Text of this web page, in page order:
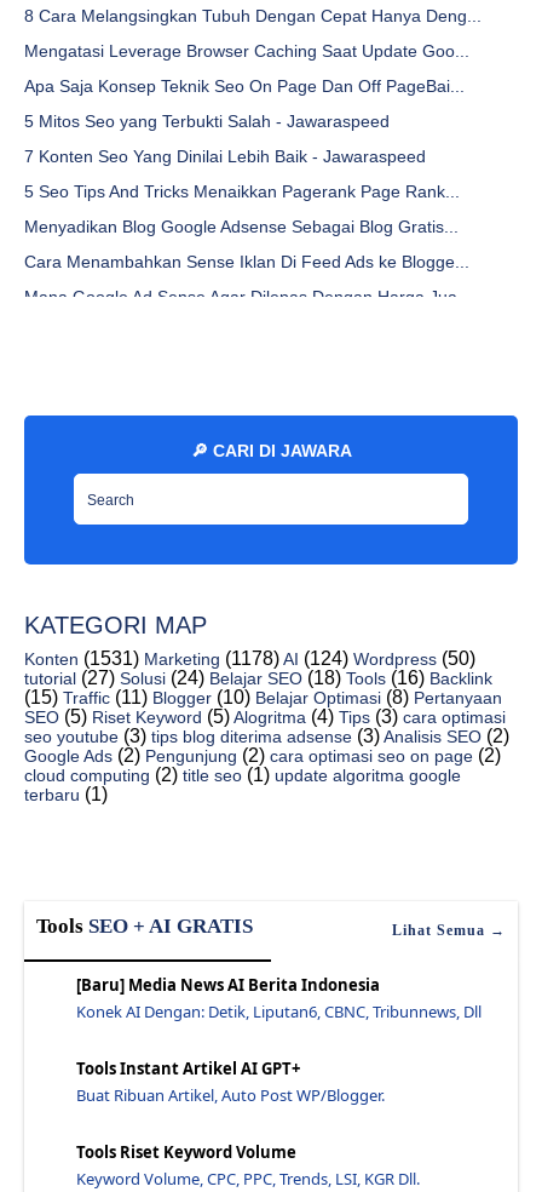
8 Cara Melangsingkan Tubuh Dengan Cepat Hanya Deng...
Mengatasi Leverage Browser Caching Saat Update Goo...
Apa Saja Konsep Teknik Seo On Page Dan Off PageBai...
5 Mitos Seo yang Terbukti Salah - Jawaraspeed
7 Konten Seo Yang Dinilai Lebih Baik - Jawaraspeed
5 Seo Tips And Tricks Menaikkan Pagerank Page Rank...
Menyadikan Blog Google Adsense Sebagai Blog Gratis...
Cara Menambahkan Sense Iklan Di Feed Ads ke Blogge...
Mana Google Ad Sense Agar Dilepas Dengan Harga Jua...
Kumpulan 10 Tag Kondisional Blogger Terbaru - Jaw...
4 Manfaatkan Image Gallery Bootstrap (Bootstrap Im...
Transisi Bentuk Svg Melalui Animasi Css3 - Jawaras...
Blogspot Cara Menampilkan Plugin Webtex Di Blogger...
12 Code Lain Untuk Membuat Lazy Loading Iklan Pada...
Blogger Membuat Fans Page Dengan Widget Blogger - ...
Cara Membuat Daftar Isi Tertulis Dengan Daftar Lab...
Cara Membuat Slider di Blogger Olivia Disney - Jaw...
Berbagi Tips Yang Mengatasi Heading Tag Di H1 H2 H...
Internal Link Seo: Tips, Manfaat - Jawaraspeed
Cara Sederhana Dan Cepat Mempercepat Loading Blog ...
Optimasi Umum Blog Ada Yang Tertuliskan Ubahkan Se...
Top 10 Tips Untuk Blog yang Lebih Baik Berikut ada...
Dalam Google, Artikel Terbaru Memiliki Kekuatan Ya...
Contoh Rencana Blog Menggunakan Tag Header - Jawar...
🔎 CARI DI JAWARA
KATEGORI MAP
Konten (1531) Marketing (1178)AI (124) Wordpress (50)
tutorial (27) Solusi (24) Belajar SEO (18) Tools (16) Backlink
(15) Traffic (11) Blogger (10) Belajar Optimasi (8) Pertanyaan
SEO (5) Riset Keyword (5)Alogritma (4) Tips (3) cara optimasi
seo youtube (3) tips blog diterima adsense (3)Analisis SEO (2)
Google Ads (2) Pengunjung (2) cara optimasi seo on page (2)
cloud computing (2) title seo (1) update algoritma google
terbaru (1)
Tools SEO + AI GRATIS Lihat Semua →
[Baru] Media News AI Berita Indonesia
Konek AI Dengan: Detik, Liputan6, CBNC, Tribunnews, Dll
Tools Instant Artikel AI GPT+
Buat Ribuan Artikel, Auto Post WP/Blogger.
Tools Riset Keyword Volume
Keyword Volume, CPC, PPC, Trends, LSI, KGR Dll.